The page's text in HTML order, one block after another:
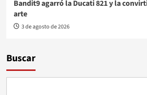
Bandit9 agarró la Ducati 821 y la
arte
3 de agosto de 2026
Buscar